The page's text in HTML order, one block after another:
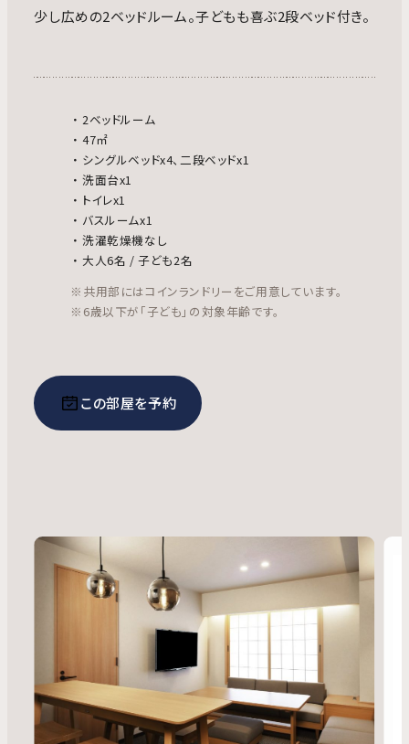
少し広めの2ベッドルーム。子どもも喜ぶ2段ベッド付き。
2ベッドルーム
47㎡
シングルベッドx4、二段ベッドx1
洗面台x1
トイレx1
バスルームx1
洗濯乾燥機なし
大人6名 / 子ども2名
※共用部にはコインランドリーをご用意しています。
※6歳以下が「子ども」の対象年齢です。
この部屋を予約